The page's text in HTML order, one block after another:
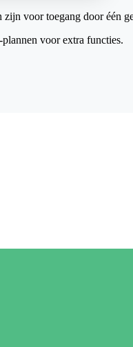
zijn voor toegang door één
plannen voor extra functies.